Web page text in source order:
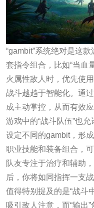
“gambit”系统绝对是这
套指令组合，比如“当血
火属性敌人时，优先使
战斗越趋于智能化。通
成主动掌控，从而有效
游戏中的“战斗队伍”也
设定不同的gambit，形
职业技能和装备组合，
队友专注于治疗和辅助
后，你将如同指挥一支战
值得特别提及的是“战斗
吸引敌人注意，而“输出